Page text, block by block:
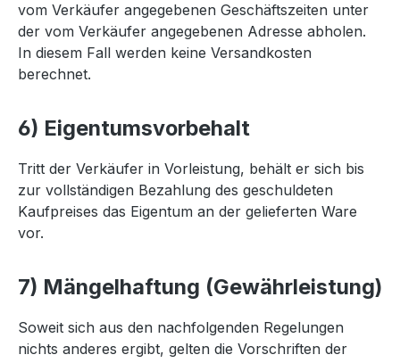
vom Verkäufer angegebenen Geschäftszeiten unter
der vom Verkäufer angegebenen Adresse abholen.
In diesem Fall werden keine Versandkosten
berechnet.
6) Eigentumsvorbehalt
Tritt der Verkäufer in Vorleistung, behält er sich bis
zur vollständigen Bezahlung des geschuldeten
Kaufpreises das Eigentum an der gelieferten Ware
vor.
7) Mängelhaftung (Gewährleistung)
Soweit sich aus den nachfolgenden Regelungen
nichts anderes ergibt, gelten die Vorschriften der